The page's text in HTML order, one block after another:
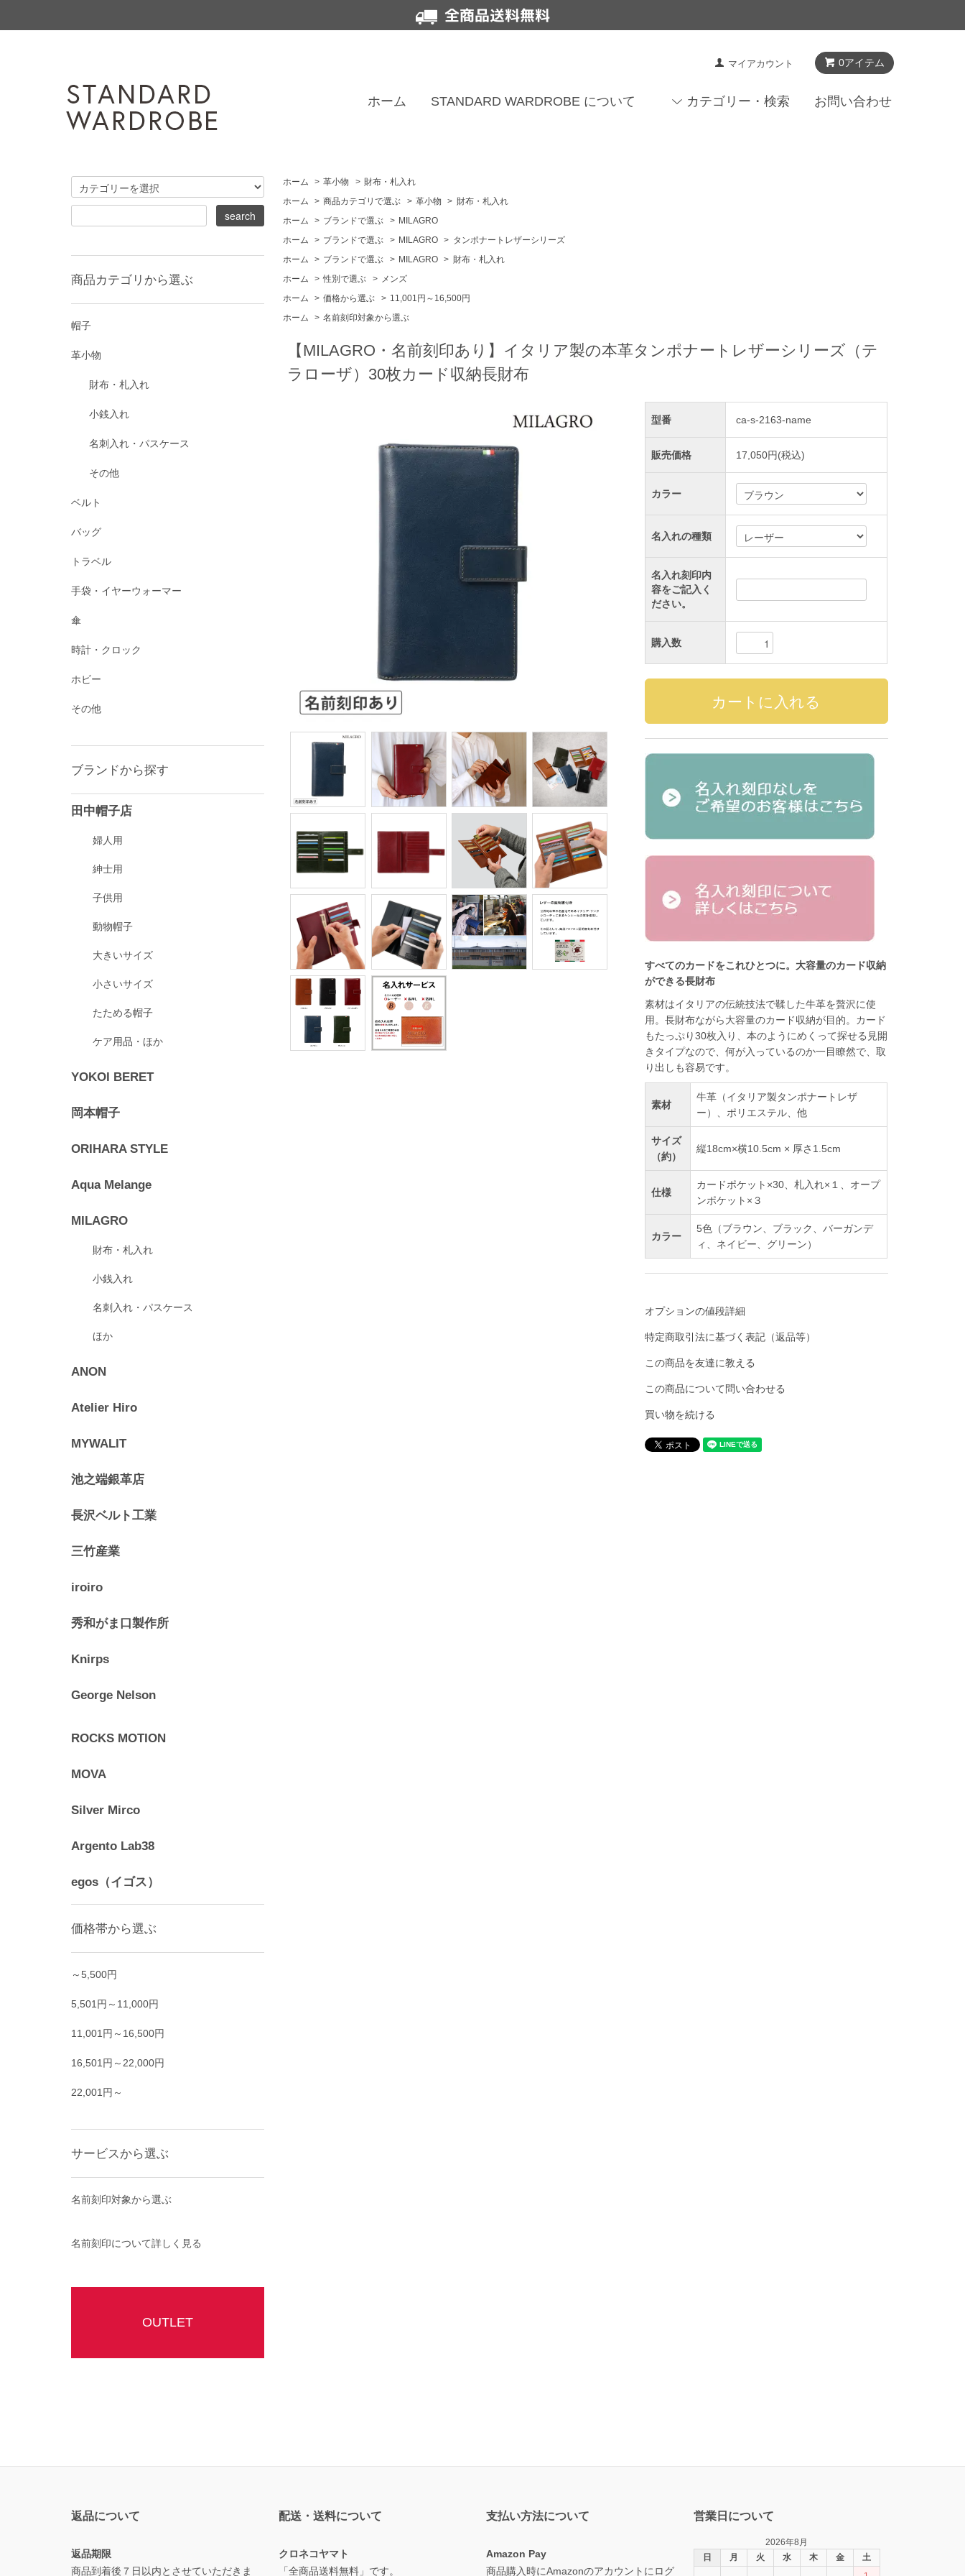
全商品送料無料
0アイテム
マイアカウント
ホーム STANDARD WARDROBE について カテゴリー・検索 お問い合わせ
ホーム > 革小物 > 財布・札入れ
ホーム
> 商品カテゴリで選ぶ > 革小物 > 財布・札入れ
ホーム
> ブランドで選ぶ > MILAGRO
ホーム
> ブランドで選ぶ > MILAGRO > タンポナートレザーシリーズ
ホーム
> ブランドで選ぶ > MILAGRO > 財布・札入れ
ホーム
> 性別で選ぶ > メンズ
ホーム
> 価格から選ぶ > 11,001円～16,500円
ホーム
> 名前刻印対象から選ぶ
【MILAGRO・名前刻印あり】イタリア製の本革タンポナートレザーシリーズ（テ
ラローザ）30枚カード収納長財布
型番 ca-s-2163-name
販売価格 17,050円(税込)
カラー
名入れの種類
名入れ刻印内
容をご記入く
ださい。
購入数
すべてのカードをこれひとつに。大容量のカード収納
ができる長財布
素材はイタリアの伝統技法で鞣した牛革を贅沢に使
用。長財布ながら大容量のカード収納が目的。カード
もたっぷり30枚入り、本のようにめくって探せる見開
きタイプなので、何が入っているのか一目瞭然で、取
り出しも容易です。
素材
牛革（イタリア製タンポナートレザ
ー）、ポリエステル、他
サイズ
（約）
縦18cm×横10.5cm × 厚さ1.5cm
仕様
カードポケット×30、札入れ×１、オープ
ンポケット×３
カラー
5色（ブラウン、ブラック、バーガンデ
ィ、ネイビー、グリーン）
オプションの値段詳細
特定商取引法に基づく表記（返品等）
この商品を友達に教える
この商品について問い合わせる
買い物を続ける
商品カテゴリから選ぶ
帽子
革小物
財布・札入れ
小銭入れ
名刺入れ・パスケース
その他
ベルト
バッグ
トラベル
手袋・イヤーウォーマー
傘
時計・クロック
ホビー
その他
ブランドから探す
田中帽子店
婦人用
紳士用
子供用
動物帽子
大きいサイズ
小さいサイズ
たためる帽子
ケア用品・ほか
YOKOI BERET
岡本帽子
ORIHARA STYLE
Aqua Melange
MILAGRO
財布・札入れ
小銭入れ
名刺入れ・パスケース
ほか
ANON
Atelier Hiro
MYWALIT
池之端銀革店
長沢ベルト工業
三竹産業
iroiro
秀和がま口製作所
Knirps
George Nelson
ROCKS MOTION
MOVA
Silver Mirco
Argento Lab38
egos（イゴス）
価格帯から選ぶ
～5,500円
5,501円～11,000円
11,001円～16,500円
16,501円～22,000円
22,001円～
サービスから選ぶ
名前刻印対象から選ぶ
名前刻印について詳しく見る
OUTLET
返品について
返品期限
商品到着後７日以内とさせていただきま
配送・送料について
クロネコヤマト
「全商品送料無料」です。
支払い方法について
Amazon Pay
商品購入時にAmazonのアカウントにログ
営業日について
2026年8月
日
月 火 水 木 金
土